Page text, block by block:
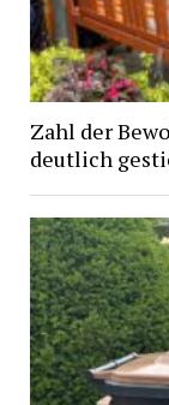
Zahl der
deutlich